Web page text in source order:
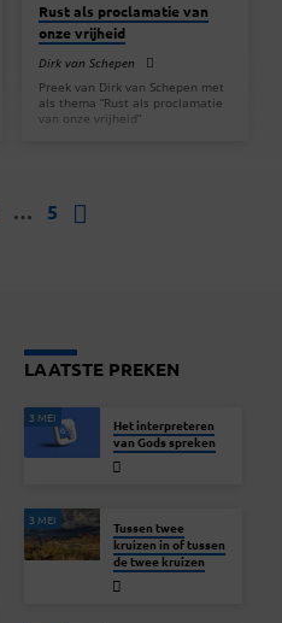
Rust als proclamatie van
onze vrijheid
Dirk van Schepen
Preek van Dirk van Schepen met
als thema “Rust als proclamatie
van onze vrijheid”
… 5
LAATSTE PREKEN
3 MEI
Het interpreteren
van Gods spreken
3 MEI
Tussen twee
kruizen in of tussen
de twee kruizen